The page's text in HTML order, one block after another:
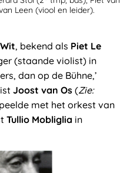
Leen (viool en leider).
, bekend als Piet Le
(staande violist) in
dan op de Bühne,’
Joost van Os (Zie:
met het orkest van
Tullio Mobliglia in